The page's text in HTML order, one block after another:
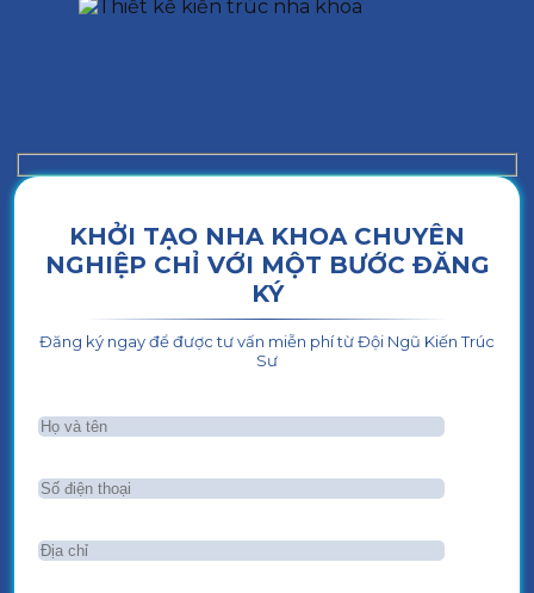
KHỞI TẠO NHA KHOA CHUYÊN
NGHIỆP CHỈ VỚI MỘT BƯỚC ĐĂNG
KÝ
Đăng ký ngay để được tư vấn miễn phí từ Đội Ngũ Kiến Trúc
Sư